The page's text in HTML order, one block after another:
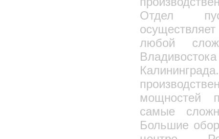
Отдел
любой
мощностей
самые
Большие